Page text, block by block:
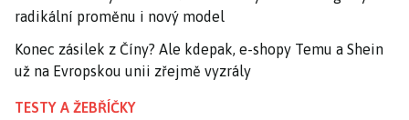
radikální proměnu i nový model
Konec zásilek z Číny? Ale kdepak, e-shopy Temu a Shein
už na Evropskou unii zřejmě vyzrály
TESTY A ŽEBŘÍČKY